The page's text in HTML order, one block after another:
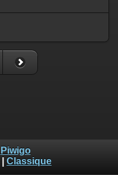
Piwigo
Classique